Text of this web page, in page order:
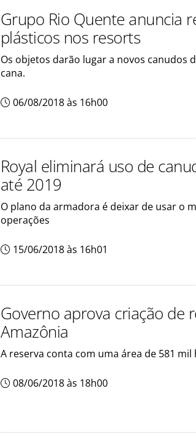
Grupo Rio Quente anuncia
plásticos nos resorts
Os objetos darão lugar a novos canudos
cana.
06/08/2018 às 16h00
Royal eliminará uso de
até 2019
O plano da armadora é deixar de usar o
operações
15/06/2018 às 16h01
Governo aprova criação de
Amazônia
A reserva conta com uma área de 581 mil
08/06/2018 às 18h00